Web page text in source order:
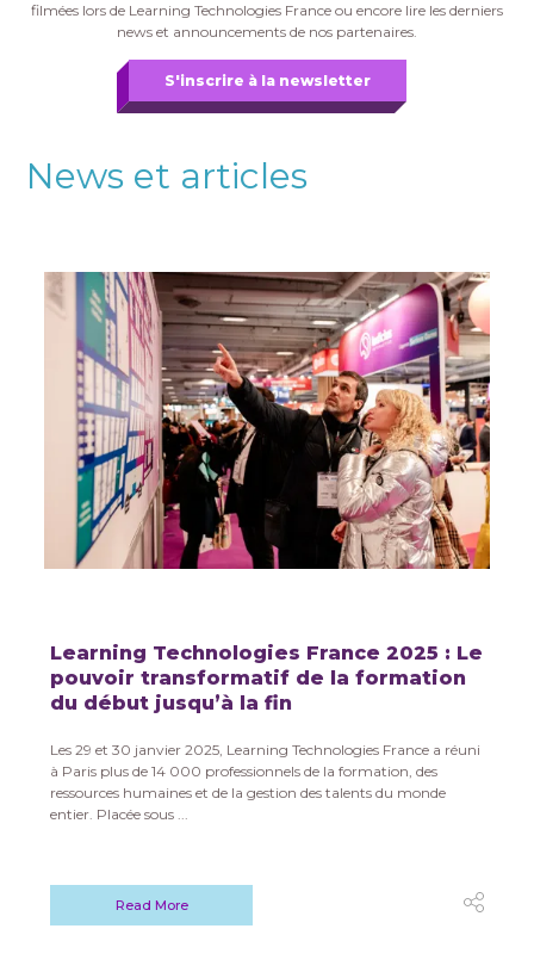
filmées lors de Learning Technologies France ou encore lire les derniers
news et announcements de nos partenaires.
S'inscrire à la newsletter
News et articles
Learning Technologies France 2025 : Le
pouvoir transformatif de la formation
du début jusqu’à la fin
Les 29 et 30 janvier 2025, Learning Technologies France a réuni
à Paris plus de 14 000 professionnels de la formation, des
ressources humaines et de la gestion des talents du monde
entier. Placée sous ...
Read More